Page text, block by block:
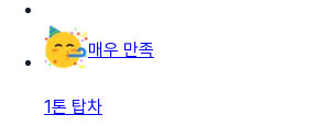
매우 만족
1톤 탑차